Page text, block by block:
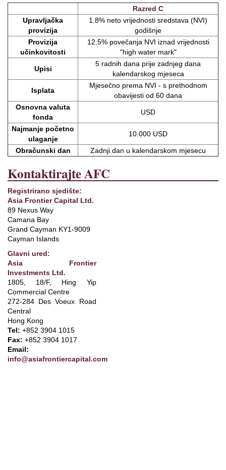
Razred C
Upravljačka
provizija
1.8% neto vrijednosti sredstava (NVI)
godišnje
Provizija
učinkovitosti
12.5% povečanja NVI iznad vrijednosti
"high water mark"
Upisi
5 radnih dana prije zadnjeg dana
kalendarskog mjeseca
Isplata
Mjesečno prema NVI - s prethodnom
obavijesti od 60 dana
Osnovna valuta
fonda
USD
Najmanje početno
ulaganje
10.000 USD
Obračunski dan Zadnji dan u kalendarskom mjesecu
Kontaktirajte AFC
Registrirano sjedište:
Asia Frontier Capital Ltd.
89 Nexus Way
Camana Bay
Grand Cayman KY1-9009
Cayman Islands
Glavni ured:
Asia Frontier
Investments Ltd.
1805, 18/F, Hing Yip
Commercial Centre
272-284 Des Voeux Road
Central
Hong Kong
Tel: +852 3904 1015
Fax: +852 3904 1017
Email:
info@asiafrontiercapital.com